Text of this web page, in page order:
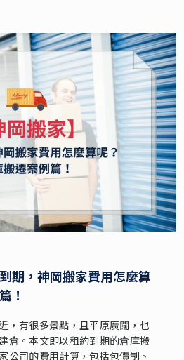
期，神岡搬家費用怎麼算
！
，有很多景點，且平原廣闊，也
倉。本文即以租約到期的倉庫搬
公司的費用計算，包括包價制、